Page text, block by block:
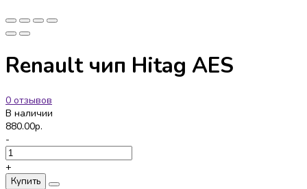
Renault чип Hitag AES
0 отзывов
В наличии
880.00р.
-
+
Купить